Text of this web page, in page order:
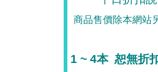
商品售價除本網站
1 ~ 4本 恕無折